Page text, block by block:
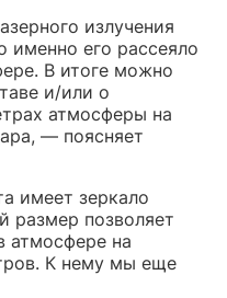
излучения
именно его рассеяло
В итоге можно
и/или о
атмосферы на
— поясняет
имеет зеркало
размер позволяет
атмосфере на
К нему мы еще